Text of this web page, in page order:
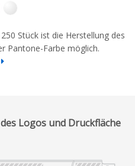
Stück ist die Herstellung des
Pantone-Farbe möglich.
Logos und Druckfläche